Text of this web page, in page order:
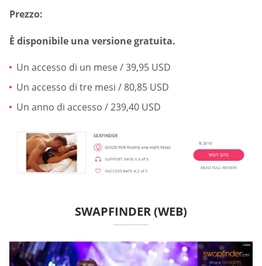
Prezzo:
È disponibile una versione gratuita.
Un accesso di un mese / 39,95 USD
Un accesso di tre mesi / 80,85 USD
Un anno di accesso / 239,40 USD
SWAPFINDER (WEB)